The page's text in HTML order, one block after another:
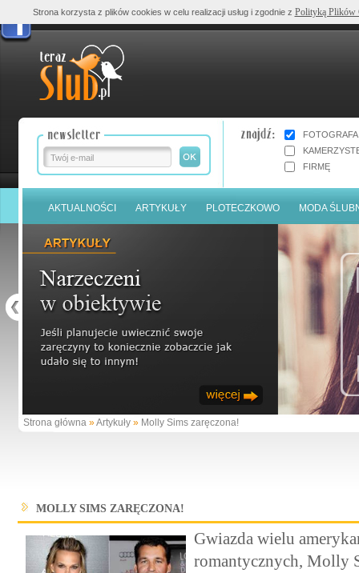
FOTOGRAFA
FIRMĘ
AKTUALNOŚCI ARTYKUŁY PLOTECZKOWO MODA
Strona główna »Artykuły » Molly Sims zaręczona!
MOLLY SIMS ZARĘCZONA!
Gwiazda wielu
romantycznych, Molly
Strona korzysta z plików cookies w celu realizacji usług i zgodnie z Polityką Plików